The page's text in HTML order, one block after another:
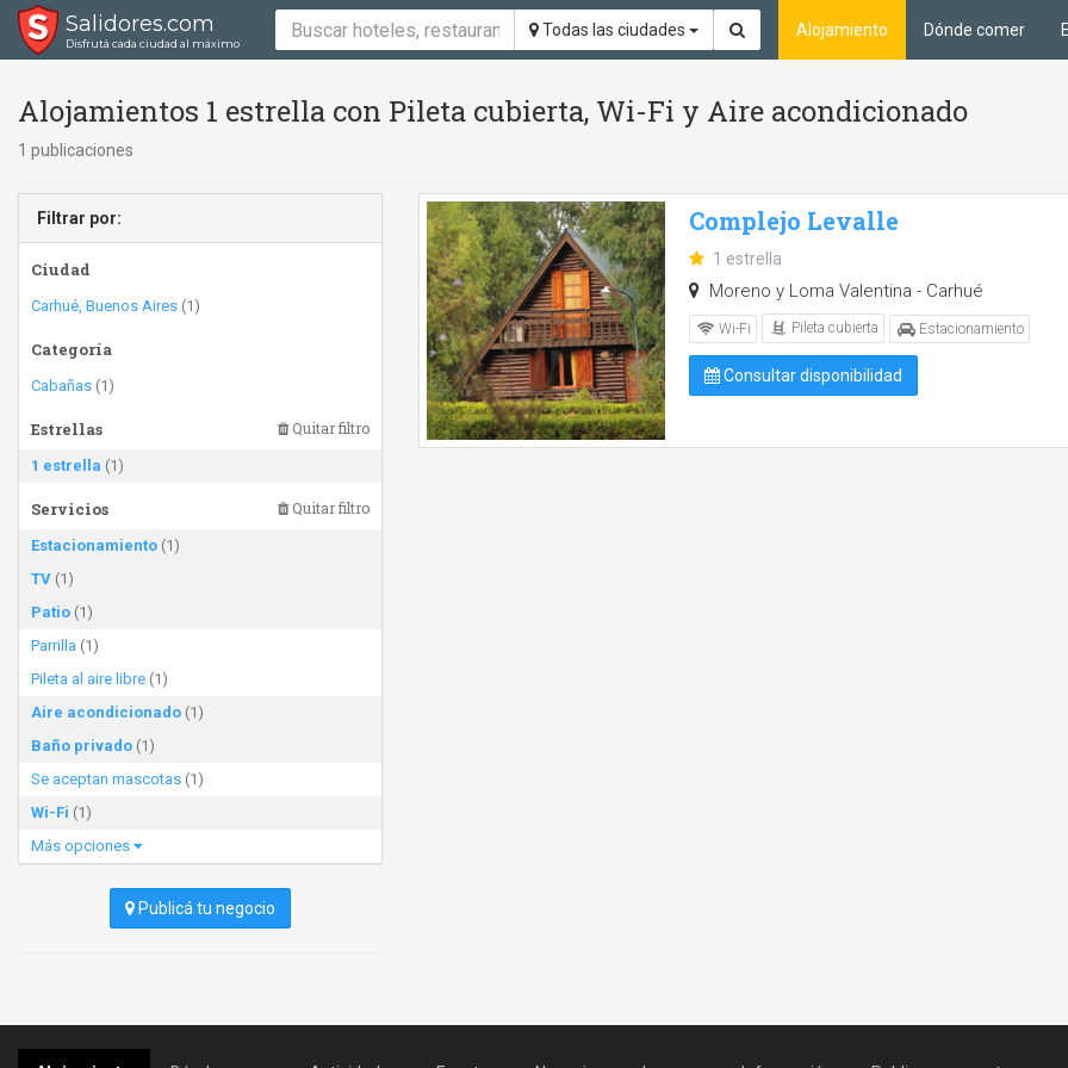
Salidores.com
Disfrutá cada ciudad al máximo
Todas las ciudades Alojamiento Dónde comer
Alojamientos 1 estrella con Pileta cubierta, Wi-Fi y Aire acondicionado
1 publicaciones
Filtrar por:
Ciudad
Carhué, Buenos Aires (1)
Categoría
Cabañas (1)
Estrellas Quitar filtro
1 estrella (1)
Servicios Quitar filtro
Estacionamiento (1)
TV (1)
Patio (1)
Parrilla (1)
Pileta al aire libre (1)
Aire acondicionado (1)
Baño privado (1)
Se aceptan mascotas (1)
Wi-Fi (1)
Más opciones
Publicá tu negocio
Complejo Levalle
1 estrella
Moreno y Loma Valentina - Carhué
Wi-Fi Pileta cubierta Estacionamiento
Consultar disponibilidad